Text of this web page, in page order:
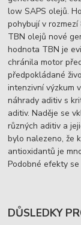
low SAPS olejů.
pohybují v rozmezí
TBN olejů nové
hodnota TBN je
chránila motor
předpokládané
intenzivní výzkum
náhrady aditiv s
aditiv. Naděje se
různých aditiv a
bylo nalezeno, že
antioxidantů je
Podobné efekty
DŮSLEDKY